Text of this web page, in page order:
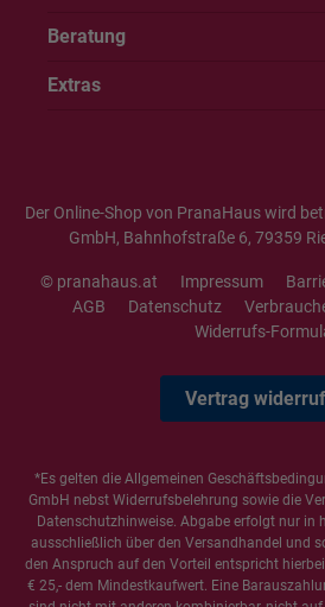
Beratung
Extras
Der Online-Shop von PranaHaus wird
GmbH, Bahnhofstraße 6, 79359
© pranahaus.at Impressum
AGB
Datenschutz
Widerrufs-
Vertrag
*Es gelten die Allgemeinen
GmbH nebst Widerrufsbelehrung sowie die
Datenschutzhinweise. Abgabe erfolgt nur in
ausschließlich über den Versandhandel und
den Anspruch auf den Vorteil entspricht
€ 25,- dem Mindestkaufwert. Eine